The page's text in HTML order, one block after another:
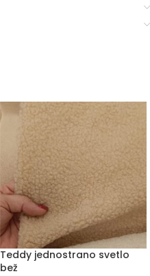
Teddy jednostrano svetlo
bež